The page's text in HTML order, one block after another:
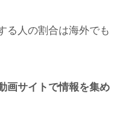
る人の割合は海外でも
画サイトで情報を集め